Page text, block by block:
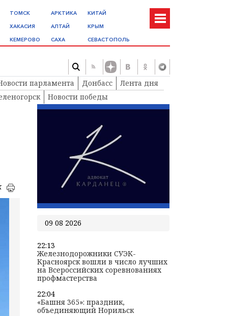
ТОМСК
ХАКАСИЯ
КЕМЕРОВО
АРКТИКА
АЛТАЙ
САХА
КИТАЙ
КРЫМ
СЕВАСТОПОЛЬ
парламента Донбасс
Лента дня
Новости победы
09 08 2026
22:13
Железнодорожники СУЭК-
Красноярск вошли в число лучших
на Всероссийских соревнованиях
профмастерства
22:04
«Башня 365»: праздник,
объединяющий Норильск